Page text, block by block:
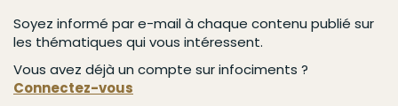
Soyez informé par e-mail à chaque contenu publié sur
les thématiques qui vous intéressent.
Vous avez déjà un compte sur infociments ?
Connectez-vous